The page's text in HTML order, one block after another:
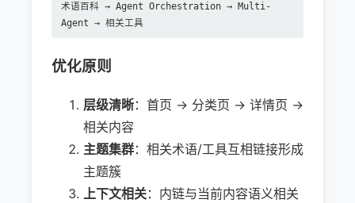
术语百科 → Agent Orchestration → Multi-
Agent → 相关工具
优化原则
层级清晰：首页 → 分类页 → 详情页 →
相关内容
主题集群：相关术语/工具互相链接形成
主题簇
上下文相关：内链与当前内容语义相关